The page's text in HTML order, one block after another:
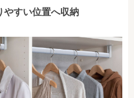
やすい位置へ収納